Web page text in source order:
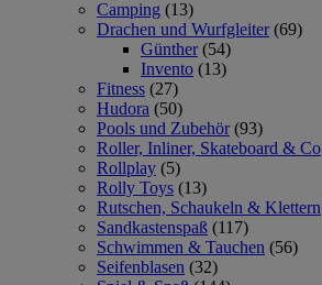
Camping (13)
Drachen und Wurfgleiter (69)
Günther (54)
Invento (13)
Fitness (27)
Hudora (50)
Pools und Zubehör (93)
Roller, Inliner, Skateboard & Co
Rollplay (5)
Rolly Toys (13)
Rutschen, Schaukeln & Klettern
Sandkastenspaß (117)
Schwimmen & Tauchen (56)
Seifenblasen (32)